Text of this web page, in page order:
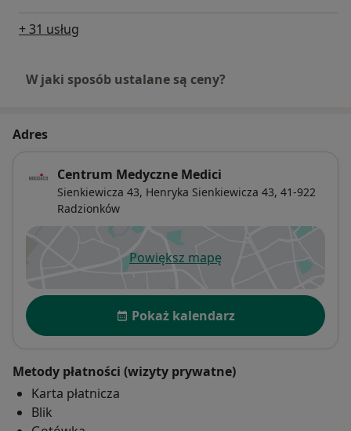
+ 31 usług
W jaki sposób ustalane są ceny?
Adres
Centrum Medyczne Medici
Sienkiewicza 43, Henryka Sienkiewicza 43, 41-922
Radzionków
Powiększ mapęotwiera się w nowej karcie
Dostępność
Pokaż kalendarz
Metody płatności (wizyty prywatne)
Karta płatnicza
Blik